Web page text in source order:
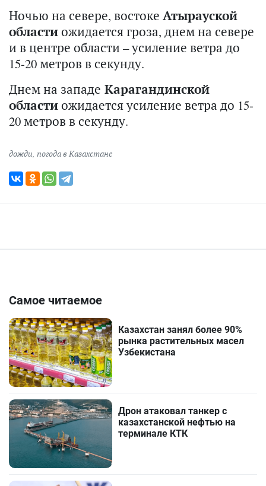
Ночью на севере, востоке Атырауской
областиожидается гроза, днем на севере
и в центре области – усиление ветра до
15-20 метров в секунду.
Днем на западе Карагандинской
областиожидается усиление ветра до 15-
20 метров в секунду.
дожди, погода в Казахстане
Самое читаемое
Казахстан занял более 90%
рынка растительных масел
Узбекистана
Дрон атаковал танкер с
казахстанской нефтью на
терминале КТК